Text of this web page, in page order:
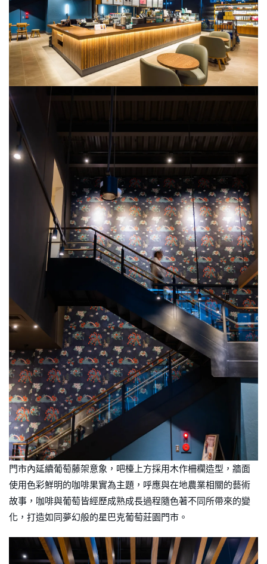
門市內延續葡萄藤架意象，吧檯上方採用木作柵欄造型，牆面
使用色彩鮮明的咖啡果實為主題，呼應與在地農業相關的藝術
故事，咖啡與葡萄皆經歷成熟成長過程隨色著不同所帶來的變
化，打造如同夢幻般的星巴克葡萄莊園門市。